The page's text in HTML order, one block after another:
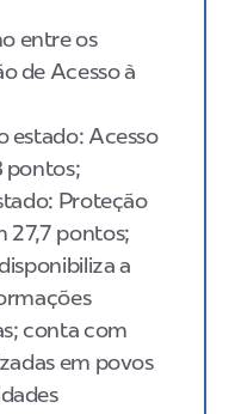
entre os
de Acesso à
estado: Acesso
pontos;
Proteção
27,7 pontos;
a
conta com
em povos